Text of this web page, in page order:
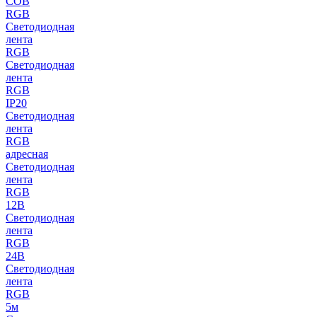
RGB
Светодиодная
лента
RGB
Светодиодная
лента
RGB
IP20
Светодиодная
лента
RGB
адресная
Светодиодная
лента
RGB
12В
Светодиодная
лента
RGB
24В
Светодиодная
лента
RGB
5м